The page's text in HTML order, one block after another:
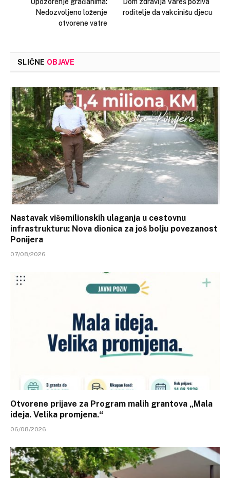
Nedozvoljeno loženje
otvorene vatre
roditelje da vakcinišu djecu
SLIČNE OBJAVE
Nastavak višemilionskih ulaganja u cestovnu
infrastrukturu: Nova dionica za još bolju povezanost
Ponijera
07/08/2026
Otvorene prijave za Program malih grantova „Mala
ideja. Velika promjena.“
06/08/2026